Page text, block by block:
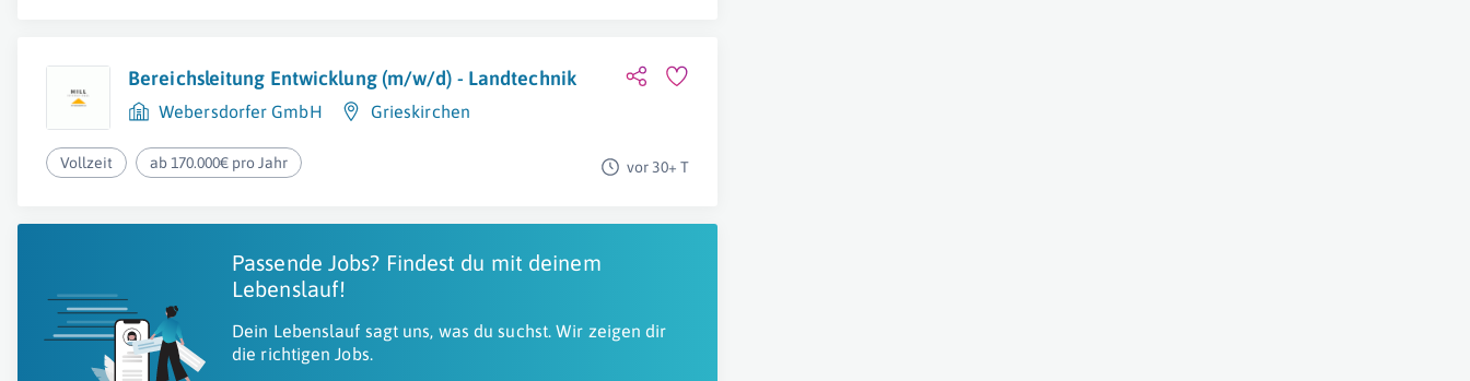
Bereichsleitung Entwicklung (m/w/d) - Landtechnik
Webersdorfer GmbH Grieskirchen
Vollzeit ab 170.000€ pro Jahr vor 30+ T
Passende Jobs? Findest du mit deinem
Lebenslauf!
Dein Lebenslauf sagt uns, was du suchst. Wir zeigen dir
die richtigen Jobs.